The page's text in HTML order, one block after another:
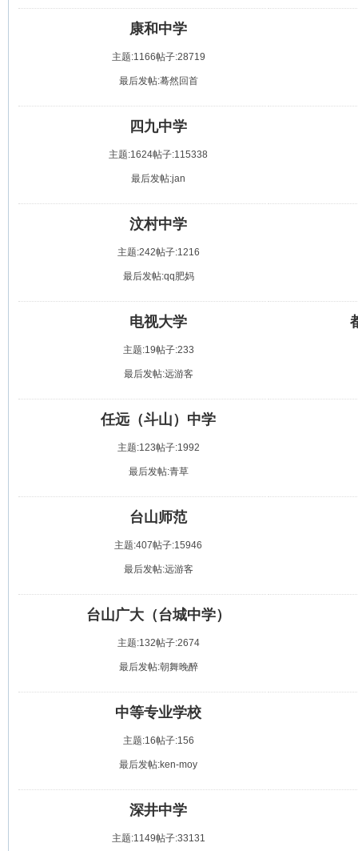
康和中学
主题:1166帖子:28719
最后发帖:蓦然回首
四九中学
主题:1624帖子:115338
最后发帖:jan
汶村中学
主题:242帖子:1216
最后发帖:qq肥妈
电视大学
主题:19帖子:233
最后发帖:远游客
任远（斗山）中学
主题:123帖子:1992
最后发帖:青草
台山师范
主题:407帖子:15946
最后发帖:远游客
台山广大（台城中学）
主题:132帖子:2674
最后发帖:朝舞晚醉
中等专业学校
主题:16帖子:156
最后发帖:ken-moy
深井中学
主题:1149帖子:33131